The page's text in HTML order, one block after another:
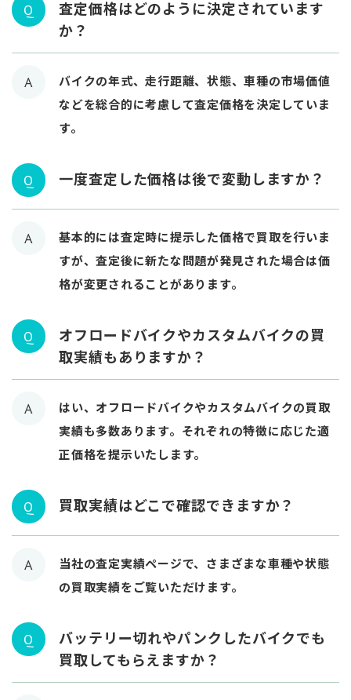
Q
査定価格はどのように決定されています
か？
A
バイクの年式、走行距離、状態、車種の市場価値
などを総合的に考慮して査定価格を決定していま
す。
Q 一度査定した価格は後で変動しますか？
A
基本的には査定時に提示した価格で買取を行いま
すが、査定後に新たな問題が発見された場合は価
格が変更されることがあります。
Q
オフロードバイクやカスタムバイクの買
取実績もありますか？
A
はい、オフロードバイクやカスタムバイクの買取
実績も多数あります。それぞれの特徴に応じた適
正価格を提示いたします。
Q 買取実績はどこで確認できますか？
A
当社の査定実績ページで、さまざまな車種や状態
の買取実績をご覧いただけます。
Q
バッテリー切れやパンクしたバイクでも
買取してもらえますか？